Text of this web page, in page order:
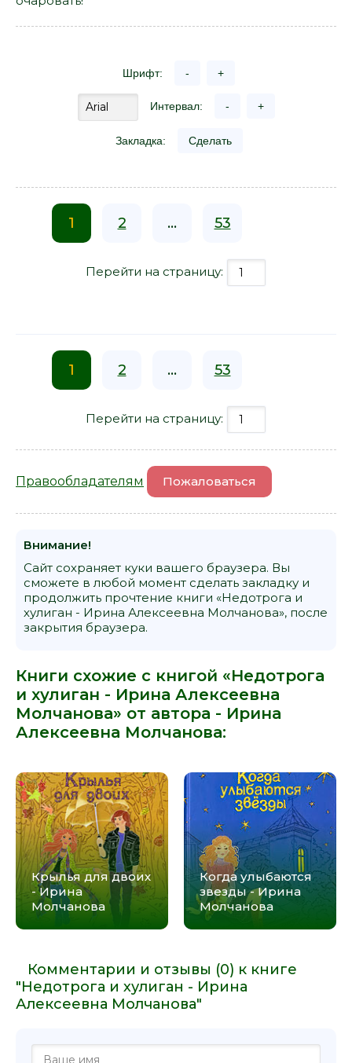
Шрифт: - +
Интервал: - +
Закладка: Сделать
1 2 ... 53
Перейти на страницу:
1 2 ... 53
Перейти на страницу:
Правообладателям Пожаловаться
Внимание!
Сайт сохраняет куки вашего браузера. Вы
сможете в любой момент сделать закладку и
продолжить прочтение книги «Недотрога и
хулиган - Ирина Алексеевна Молчанова», после
закрытия браузера.
Книги схожие с книгой «Недотрога
и хулиган - Ирина Алексеевна
Молчанова» от автора - Ирина
Алексеевна Молчанова:
Крылья для двоих
- Ирина
Молчанова
Когда улыбаются
звезды - Ирина
Молчанова
Комментарии и отзывы (0) к книге
"Недотрога и хулиган - Ирина
Алексеевна Молчанова"